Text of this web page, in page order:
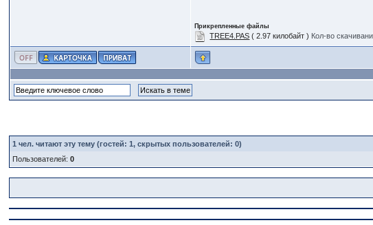
Прикрепленные файлы
TREE4.PAS ( 2.97 килобайт ) Кол-во
1 чел. читают эту тему (гостей: 1, скрытых пользователей: 0)
Пользователей:0